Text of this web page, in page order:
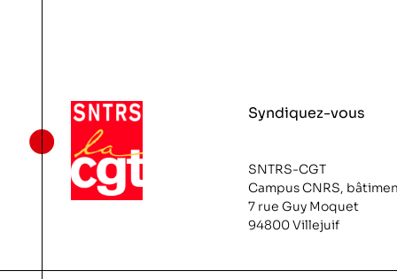
Syndiquez-vous
SNTRS-CGT
Campus CNRS,
7 rue Guy Moquet
94800 Villejuif